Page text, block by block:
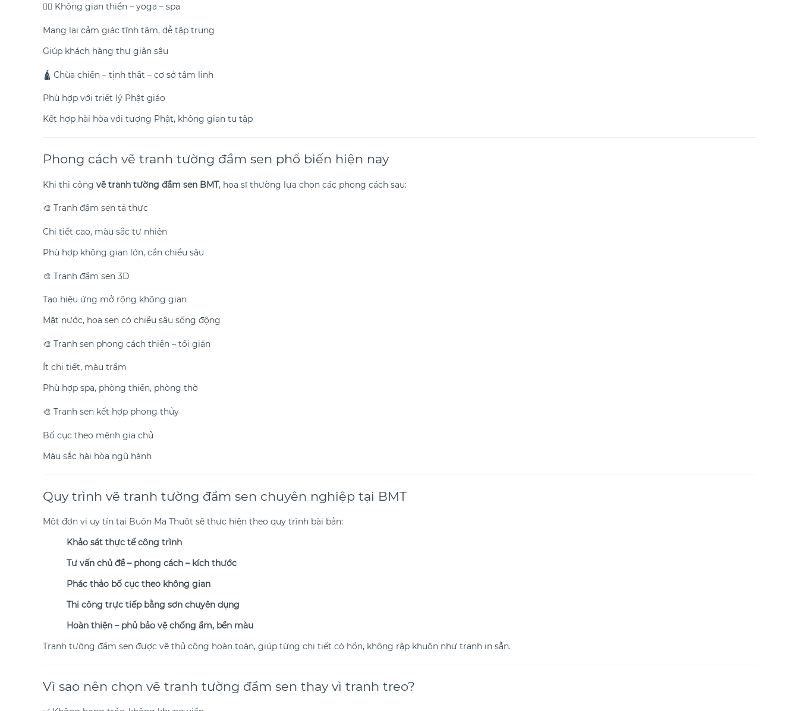
🧘‍♀️ Không gian thiền – yoga – spa
Mang lại cảm giác tĩnh tâm, dễ tập trung
Giúp khách hàng thư giãn sâu
🛕 Chùa chiền – tịnh thất – cơ sở tâm linh
Phù hợp với triết lý Phật giáo
Kết hợp hài hòa với tượng Phật, không gian tu tập
Phong cách vẽ tranh tường đầm sen phổ biến hiện nay
Khi thi công vẽ tranh tường đầm sen BMT, họa sĩ thường lựa chọn các phong cách sau:
🎨 Tranh đầm sen tả thực
Chi tiết cao, màu sắc tự nhiên
Phù hợp không gian lớn, cần chiều sâu
🎨 Tranh đầm sen 3D
Tạo hiệu ứng mở rộng không gian
Mặt nước, hoa sen có chiều sâu sống động
🎨 Tranh sen phong cách thiền – tối giản
Ít chi tiết, màu trầm
Phù hợp spa, phòng thiền, phòng thờ
🎨 Tranh sen kết hợp phong thủy
Bố cục theo mệnh gia chủ
Màu sắc hài hòa ngũ hành
Quy trình vẽ tranh tường đầm sen chuyên nghiệp tại BMT
Một đơn vị uy tín tại Buôn Ma Thuột sẽ thực hiện theo quy trình bài bản:
Khảo sát thực tế công trình
Tư vấn chủ đề – phong cách – kích thước
Phác thảo bố cục theo không gian
Thi công trực tiếp bằng sơn chuyên dụng
Hoàn thiện – phủ bảo vệ chống ẩm, bền màu
Tranh tường đầm sen được vẽ thủ công hoàn toàn, giúp từng chi tiết có hồn, không rập khuôn như tranh in sẵn.
Vì sao nên chọn vẽ tranh tường đầm sen thay vì tranh treo?